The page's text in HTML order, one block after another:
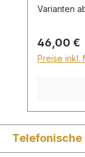
Sperrgut
Varianten
Regulärer
46,00 €
Preise inkl.
Telefonische